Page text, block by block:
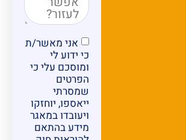
אני מאשר/ת
כי ידוע לי
ומוסכם עלי כי
הפרטים
שמסרתי
ייאספו, יוחזקו
ויעובדו במאגר
מידע בהתאם